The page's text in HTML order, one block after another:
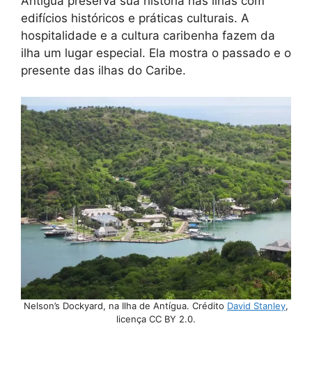
edifícios históricos e práticas culturais. A
hospitalidade e a cultura caribenha fazem da
ilha um lugar especial. Ela mostra o passado e o
presente das ilhas do Caribe.
Nelson’s Dockyard, na Ilha de Antígua. Crédito David Stanley,
licença CC BY 2.0.